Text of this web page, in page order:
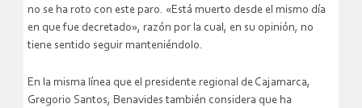
no se ha roto con este paro. «Está muerto desde el mismo día
en que fue decretado», razón por la cual, en su opinión, no
tiene sentido seguir manteniéndolo.
En la misma línea que el presidente regional de Cajamarca,
Gregorio Santos, Benavides también considera que ha